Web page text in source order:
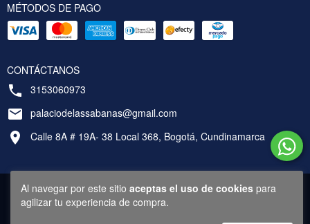
Al navegar por este sitio aceptas el uso de cookies para
agilizar tu experiencia de compra.
MÉTODOS DE PAGO
CONTÁCTANOS
3153060973
palaciodelassabanas@gmail.com
Calle 8A # 19A- 38 Local 368, Bogotá, Cundinamarca